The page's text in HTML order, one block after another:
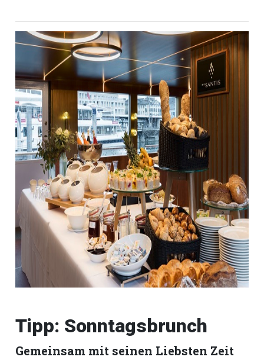
Tipp: Sonntagsbrunch
Gemeinsam mit seinen Liebsten Zeit